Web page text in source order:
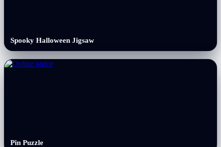
Spooky Halloween Jigsaw
Pin Puzzle